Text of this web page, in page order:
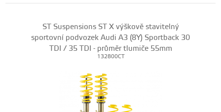
ST Suspensions ST X výškově stavitelný
sportovní podvozek Audi A3 (8Y) Sportback 30
TDI / 35 TDI - průměr tlumiče 55mm
132800CT